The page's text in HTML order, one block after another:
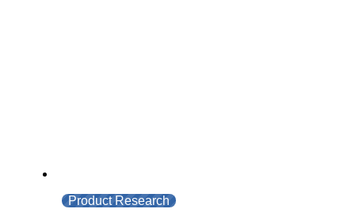
Product Research